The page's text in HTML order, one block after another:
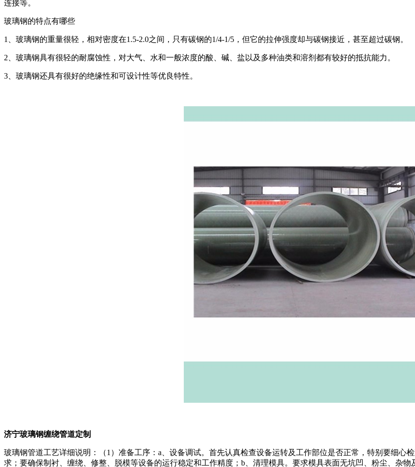
连接等。
玻璃钢的特点有哪些
1、玻璃钢的重量很轻，相对密度在1.5-2.0之间，只有碳钢的1/4-1/5，但它的拉伸强度却与碳钢接近，甚至超过碳钢。
2、玻璃钢具有很轻的耐腐蚀性，对大气、水和一般浓度的酸、碱、盐以及多种油类和溶剂都有较好的抵抗能力。
3、玻璃钢还具有很好的绝缘性和可设计性等优良特性。
济宁玻璃钢缠绕管道定制
玻璃钢管道工艺详细说明：（1）准备工序：a、设备调试。首先认真检查设备运转及工作部位是否正常，特别要细心
求；要确保制衬、缠绕、修整、脱模等设备的运行稳定和工作精度；b、清理模具。要求模具表面无坑凹、粉尘、杂